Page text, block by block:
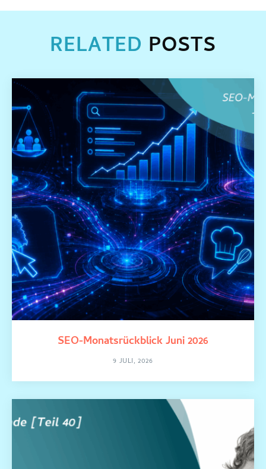
RELATED POSTS
SEO-Monatsrückblick Juni 2026
9 JULI, 2026